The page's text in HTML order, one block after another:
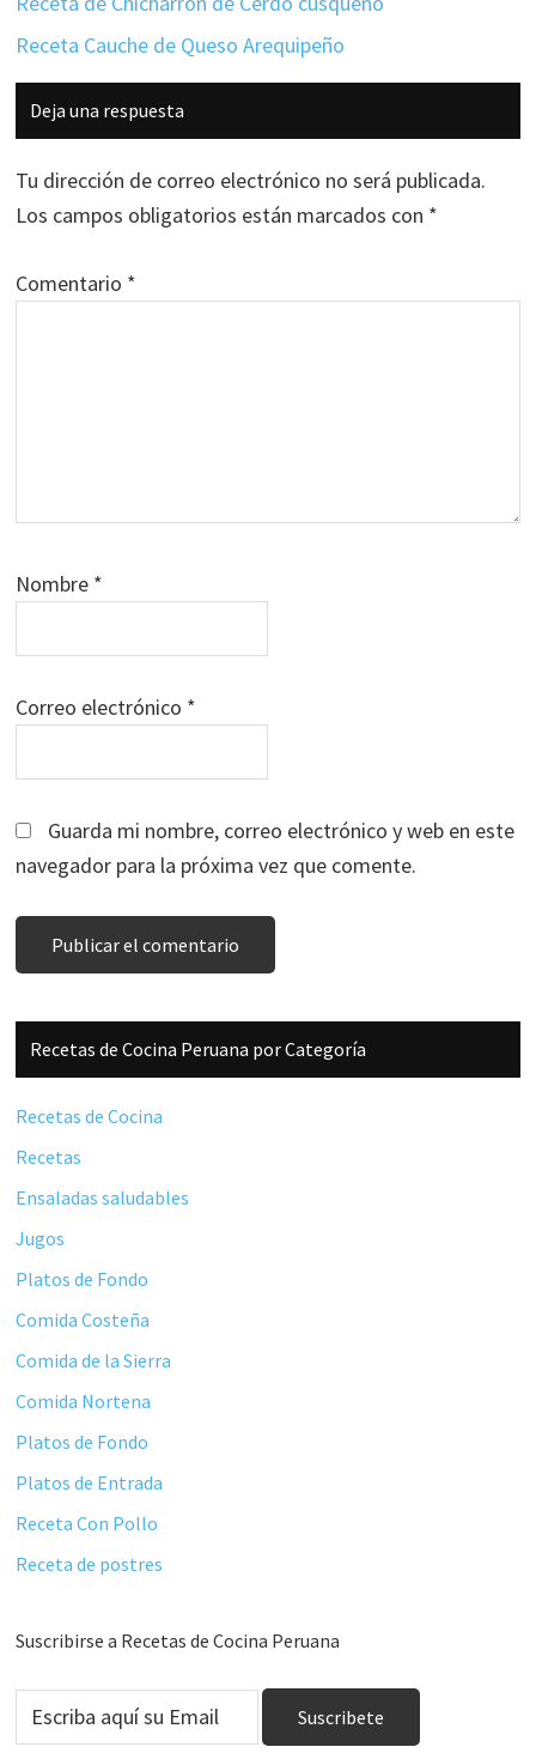
Receta Cauche de Queso Arequipeño
Interacciones
con
los
lectores
Deja una respuesta
Tu dirección de correo electrónico no será publicada.
Los campos obligatorios están marcados con *
Comentario *
Nombre *
Correo electrónico *
Guarda mi nombre, correo electrónico y web en este
navegador para la próxima vez que comente.
Barra
lateral
principal
Recetas de Cocina Peruana por Categoría
Recetas de Cocina
Recetas
Ensaladas saludables
Jugos
Platos de Fondo
Comida Costeña
Comida de la Sierra
Comida Nortena
Platos de Fondo
Platos de Entrada
Receta Con Pollo
Receta de postres
Suscribirse a Recetas de Cocina Peruana